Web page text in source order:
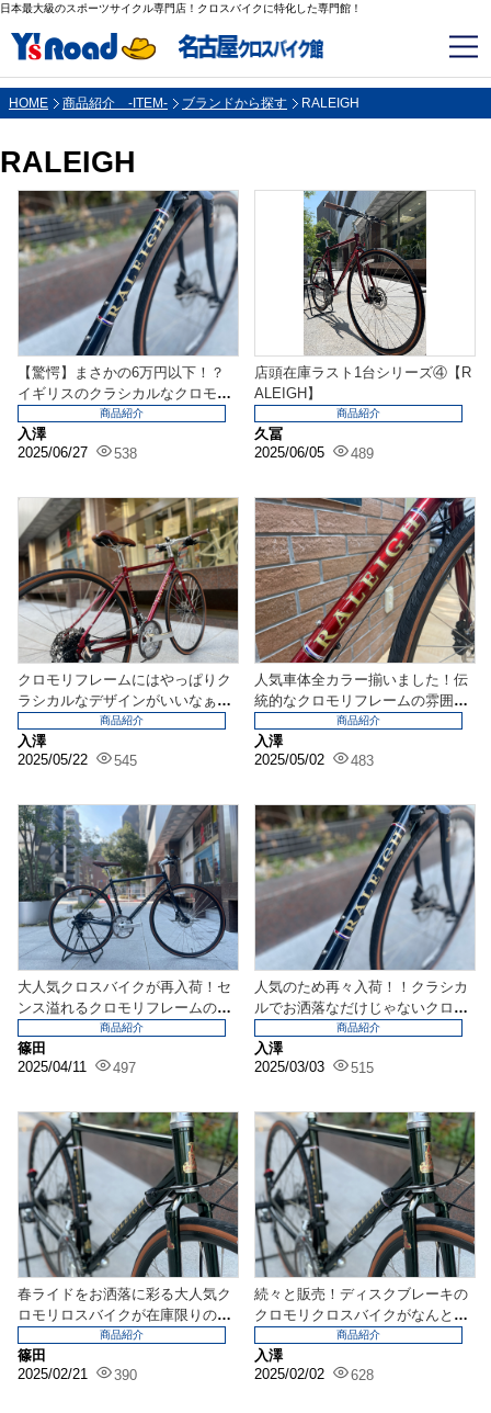
日本最大級のスポーツサイクル専門店！クロスバイクに特化した専門館！
HOME 商品紹介 -ITEM- ブランドから探す RALEIGH
RALEIGH
【驚愕】まさかの6万円以下！？
イギリスのクラシカルなクロモリ
クロスバイク！【RA...
入澤
2025/06/27
538
商品紹介
店頭在庫ラスト1台シリーズ④【R
ALEIGH】
久冨
2025/06/05
489
商品紹介
クロモリフレームにはやっぱりク
ラシカルなデザインがいいなぁ
【RALEIGH】
入澤
2025/05/22
545
商品紹介
人気車体全カラー揃いました！伝
統的なクロモリフレームの雰囲気
が所有欲をそそる！【...
入澤
2025/05/02
483
商品紹介
大人気クロスバイクが再入荷！セ
ンス溢れるクロモリフレームのRA
LEIGH RFT...
篠田
2025/04/11
497
商品紹介
人気のため再々入荷！！クラシカ
ルでお洒落なだけじゃないクロモ
リクロスバイクの魅力...
入澤
2025/03/03
515
商品紹介
春ライドをお洒落に彩る大人気ク
ロモリロスバイクが在庫限りの名
古屋限定特価！RAL...
篠田
2025/02/21
390
商品紹介
続々と販売！ディスクブレーキの
クロモリクロスバイクがなんと6
万円以下！【RALE...
入澤
2025/02/02
628
商品紹介